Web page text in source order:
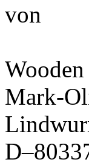
von
Mark-